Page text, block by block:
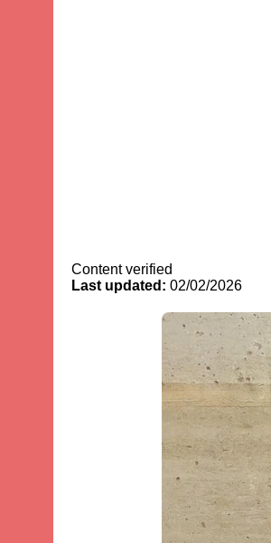
Content verified
Last updated: 02/02/2026